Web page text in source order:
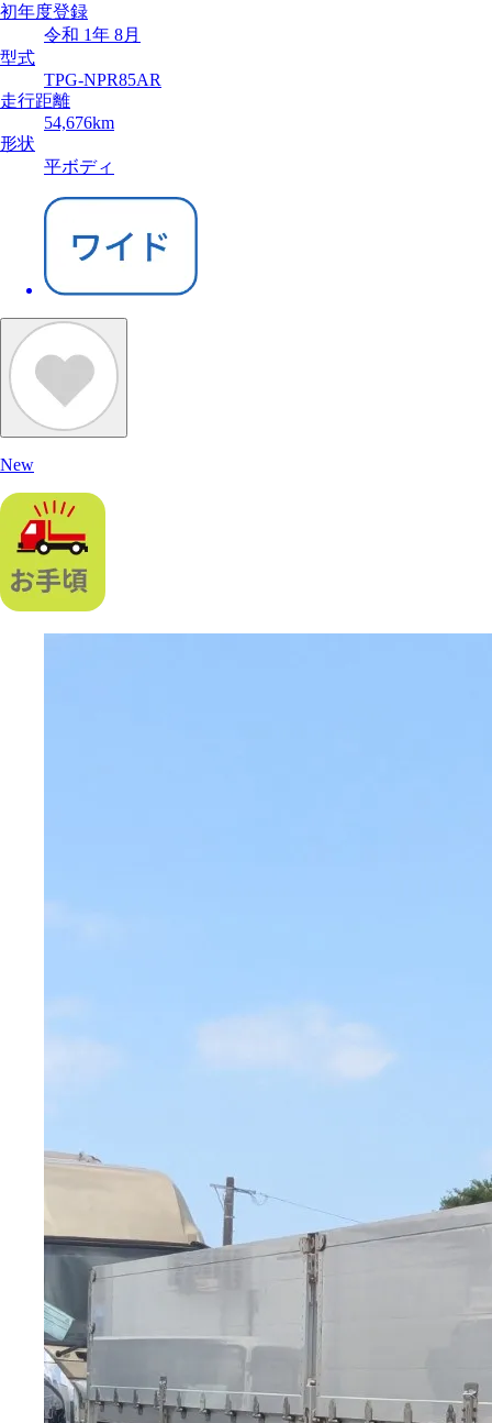
初年度登録
令和 1年 8月
型式
TPG-NPR85AR
走行距離
54,676km
形状
平ボディ
New